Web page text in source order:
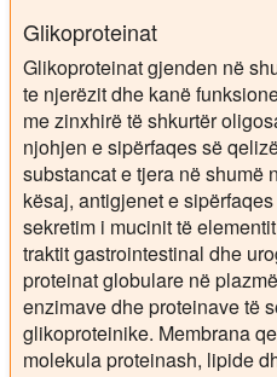
Glikoproteinat
Glikoproteinat gjenden në
te njerëzit dhe kanë
me zinxhirë të shkurtër
njohjen e sipërfaqes së
substancat e tjera në shumë
kësaj, antigjenet e
sekretim i mucinit të
traktit gastrointestinal dhe
proteinat globulare në
enzimave dhe proteinave të
glikoproteinike. Membrana
molekula proteinash, lipide